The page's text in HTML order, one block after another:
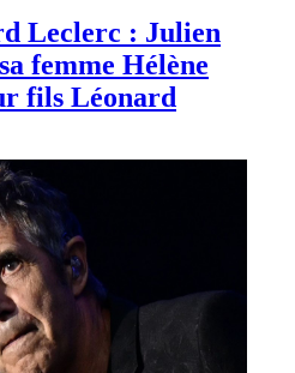
: “Je vais chanter
que je l’aime”